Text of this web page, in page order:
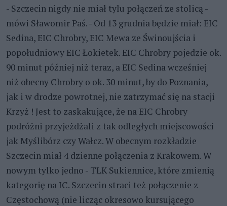
- Szczecin nigdy nie miał tylu połączeń ze stolicą -
mówi Sławomir Paś. - Od 13 grudnia będzie miał: EIC
Sedina, EIC Chrobry, EIC Mewa ze Świnoujścia i
popołudniowy EIC Łokietek. EIC Chrobry pojedzie ok.
90 minut później niż teraz, a EIC Sedina wcześniej
niż obecny Chrobry o ok. 30 minut, by do Poznania,
jak i w drodze powrotnej, nie zatrzymać się na stacji
Krzyż ! Jest to zaskakujące, że na EIC Chrobry
podróżni przyjeżdżali z tak odległych miejscowości
jak Myślibórz czy Wałcz. W obecnym rozkładzie
Szczecin miał 4 dzienne połączenia z Krakowem. W
nowym tylko jedno - TLK Sukiennice, które zmienią
kategorię na IC. Szczecin straci też połączenie z
Częstochową (nie licząc okresowo kursującego